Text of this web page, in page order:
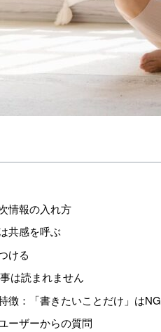
情報の入れ方
共感を呼ぶ
ける
は読まれません
徴：「書きたいことだけ」はNG
ーザーからの質問